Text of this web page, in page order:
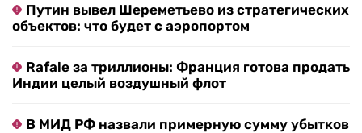
Путин вывел Шереметьево из стратегических
объектов: что будет с аэропортом
Rafale за триллионы: Франция готова продать
Индии целый воздушный флот
В МИД РФ назвали примерную сумму убытков